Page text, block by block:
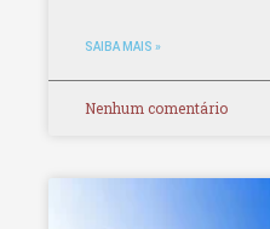
SAIBA MAIS »
Nenhum comentário